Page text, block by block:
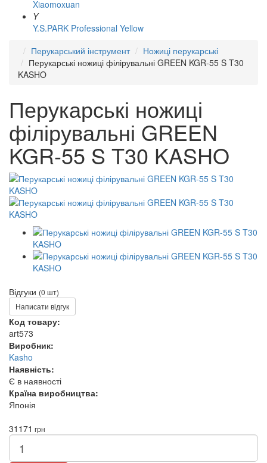
Xiaomoxuan
Y
Y.S.PARK Professional Yellow
Перукарський інструмент
Ножиці перукарські
Перукарські ножиці філірувальні GREEN KGR-55 S T30
KASHO
Перукарські ножиці
філірувальні GREEN
KGR-55 S T30 KASHO
Відгуки (0 шт)
Написати відгук
Код товару:
art573
Виробник:
Kasho
Наявність:
Є в наявності
Країна виробництва:
Японія
31171 грн